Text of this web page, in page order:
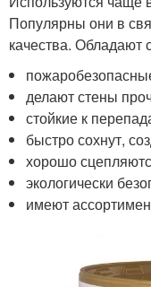
Популярны они в
качества.
делают стены
стойкие к
быстро сохнут,
хорошо
экологически
имеют